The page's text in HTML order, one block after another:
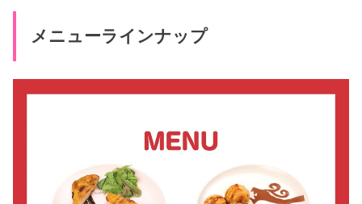
メニューラインナップ